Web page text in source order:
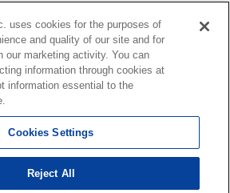
資金調達等を含みます）の際には、内容
各情報提供元より十分な説明を受け、ご自
てください。
のご掲載、その他不動産業務ソリューシ
会社様のお問合せはこちら
サイトに掲載している情報の無断転載を禁止します。著作権
報提供者に帰属します。
uses cookies for the purposes of
and quality of our site and for
our marketing activity. You can
information through cookies at
information essential to the
Cookies Settings
Reject All